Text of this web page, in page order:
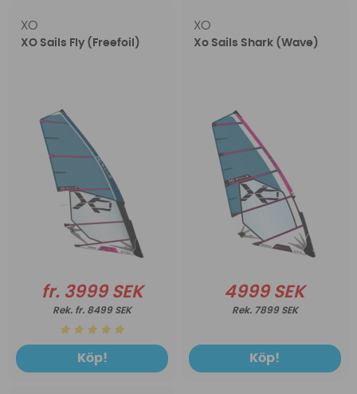
XO
XO Sails Fly (Freefoil)
fr. 3999 SEK
fr. 8499 SEK
Köp!
XO
Xo Sails Shark (Wave)
4999 SEK
7899 SEK
Köp!